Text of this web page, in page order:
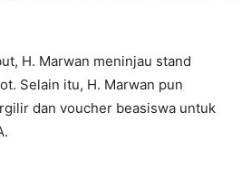
H. Marwan meninjau stand
Selain itu, H. Marwan pun
dan voucher beasiswa untuk